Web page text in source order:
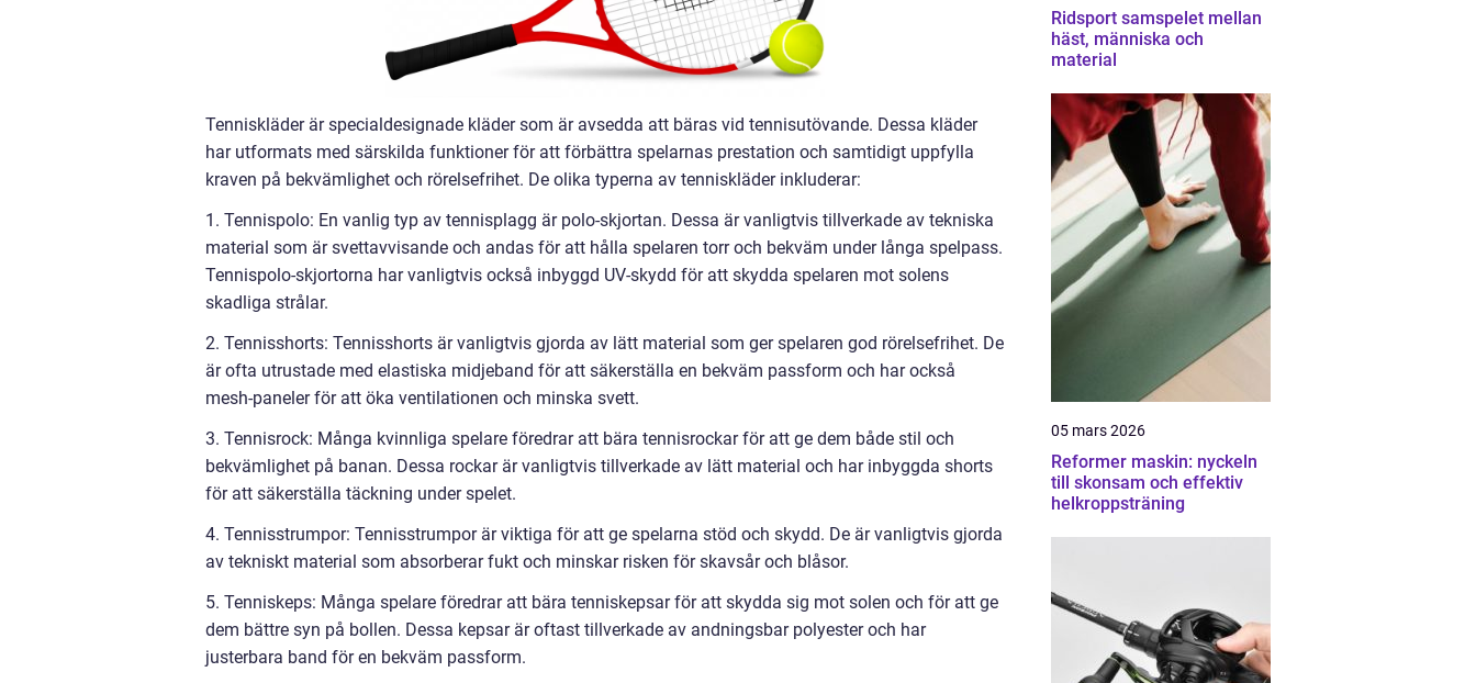
Tenniskläder är specialdesignade kläder som är avsedda att bäras vid tennisutövande. Dessa kläder
har utformats med särskilda funktioner för att förbättra spelarnas prestation och samtidigt uppfylla
kraven på bekvämlighet och rörelsefrihet. De olika typerna av tenniskläder inkluderar:
1. Tennispolo: En vanlig typ av tennisplagg är polo-skjortan. Dessa är vanligtvis tillverkade av tekniska
material som är svettavvisande och andas för att hålla spelaren torr och bekväm under långa spelpass.
Tennispolo-skjortorna har vanligtvis också inbyggd UV-skydd för att skydda spelaren mot solens
skadliga strålar.
2. Tennisshorts: Tennisshorts är vanligtvis gjorda av lätt material som ger spelaren god rörelsefrihet. De
är ofta utrustade med elastiska midjeband för att säkerställa en bekväm passform och har också
mesh-paneler för att öka ventilationen och minska svett.
3. Tennisrock: Många kvinnliga spelare föredrar att bära tennisrockar för att ge dem både stil och
bekvämlighet på banan. Dessa rockar är vanligtvis tillverkade av lätt material och har inbyggda shorts
för att säkerställa täckning under spelet.
4. Tennisstrumpor: Tennisstrumpor är viktiga för att ge spelarna stöd och skydd. De är vanligtvis gjorda
av tekniskt material som absorberar fukt och minskar risken för skavsår och blåsor.
5. Tenniskeps: Många spelare föredrar att bära tenniskepsar för att skydda sig mot solen och för att ge
dem bättre syn på bollen. Dessa kepsar är oftast tillverkade av andningsbar polyester och har
justerbara band för en bekväm passform.
Ridsport samspelet mellan
häst, människa och
material
05 mars 2026
Reformer maskin: nyckeln
till skonsam och effektiv
helkroppsträning